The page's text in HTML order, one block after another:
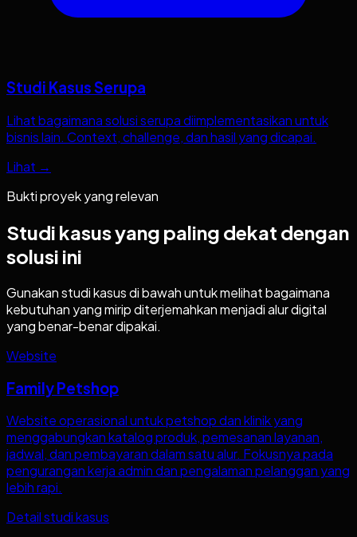
Studi Kasus Serupa
Lihat bagaimana solusi serupa diimplementasikan untuk
bisnis lain. Context, challenge, dan hasil yang dicapai.
Lihat →
Bukti proyek yang relevan
Studi kasus yang paling dekat dengan
solusi ini
Gunakan studi kasus di bawah untuk melihat bagaimana
kebutuhan yang mirip diterjemahkan menjadi alur digital
yang benar-benar dipakai.
Website
Family Petshop
Website operasional untuk petshop dan klinik yang
menggabungkan katalog produk, pemesanan layanan,
jadwal, dan pembayaran dalam satu alur. Fokusnya pada
pengurangan kerja admin dan pengalaman pelanggan yang
lebih rapi.
Detail studi kasus